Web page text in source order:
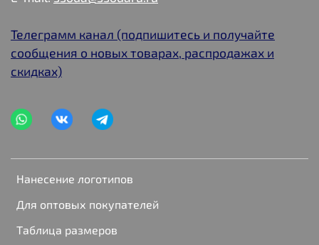
Нанесение логотипов
Для оптовых покупателей
Таблица размеров
Телеграмм канал (подпишитесь и получайте
сообщения о новых товарах, распродажах и
скидках)